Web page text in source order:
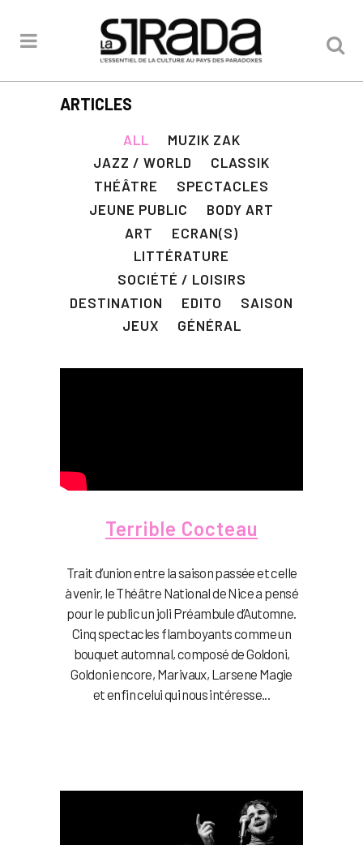
ARTICLES
ALL
MUZIK ZAK
JAZZ / WORLD
CLASSIK
THÉÂTRE
SPECTACLES
JEUNE PUBLIC
BODY ART
ART
ECRAN(S)
LITTÉRATURE
SOCIÉTÉ / LOISIRS
DESTINATION
EDITO
SAISON
JEUX
GÉNÉRAL
Terrible Cocteau
Trait d’union entre la saison passée et celle
à venir, le Théâtre National de Nice a pensé
pour le public un joli Préambule d’Automne.
Cinq spectacles flamboyants comme un
bouquet automnal, composé de Goldoni,
Goldoni encore, Marivaux, Larsene Magie
et enfin celui qui nous intéresse...